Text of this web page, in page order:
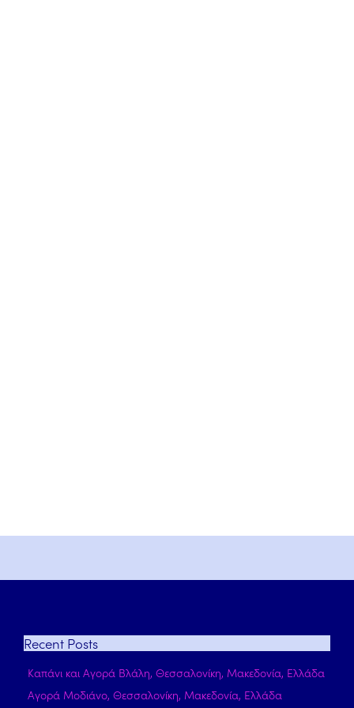
Recent Posts
Καπάνι και Αγορά Βλάλη, Θεσσαλονίκη, Μακεδονία, Ελλάδα
Αγορά Μοδιάνο, Θεσσαλονίκη, Μακεδονία, Ελλάδα